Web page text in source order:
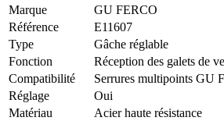
Marque
GU FERCO
Référence
E11607
Type
Gâche réglable
Fonction
Réception des galets de
Compatibilité
Serrures multipoints GU
Réglage
Oui
Matériau
Acier haute résistance